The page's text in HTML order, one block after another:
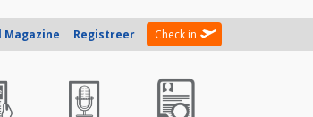
Magazine Registreer Check in